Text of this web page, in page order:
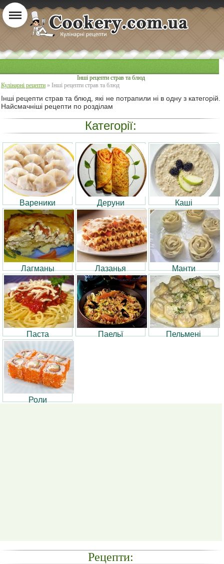
Інші рецепти страв та блюд
Кулінарні рецепти » Інші рецепти страв та блюд
Інші рецепти страв та блюд, які не потрапили ні в одну з категорій.
Найсмачніші рецепти по розділам
Категорії:
Вареники Деруни Каші
Лагманы Лазанья Манти
Паста Паельї Пельмені
Роли
Рецепти: